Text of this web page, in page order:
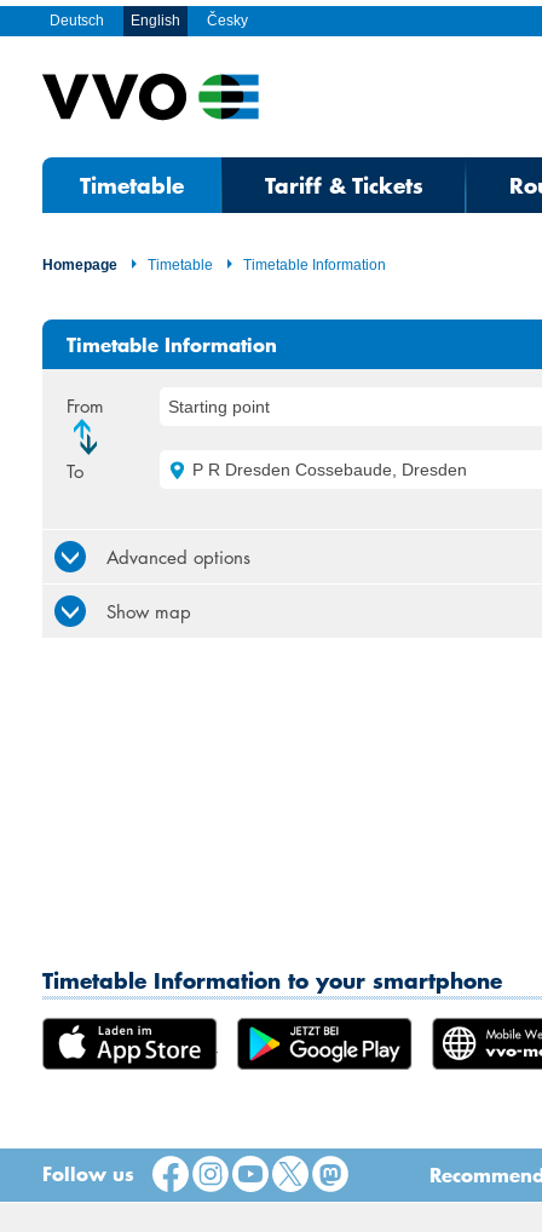
Deutsch English Česky
Timetable Tariff & Tickets
Homepage Timetable Timetable Information
Timetable Information
From
To
Starting point
P R Dresden Cossebaude, Dresden
Advanced options
Show map
Timetable Information to your smartphone
Follow us